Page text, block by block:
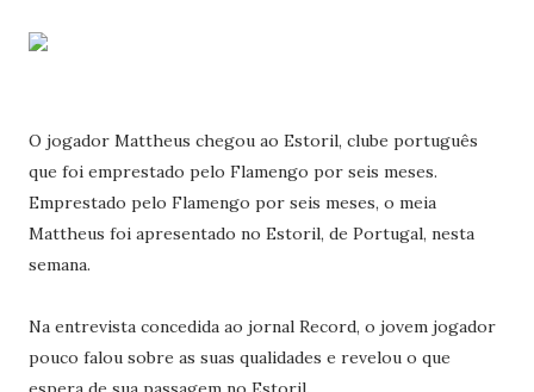
O jogador Mattheus chegou ao Estoril, clube português
que foi emprestado pelo Flamengo por seis meses.
Emprestado pelo Flamengo por seis meses, o meia
Mattheus foi apresentado no Estoril, de Portugal, nesta
semana.
Na entrevista concedida ao jornal Record, o jovem jogador
pouco falou sobre as suas qualidades e revelou o que